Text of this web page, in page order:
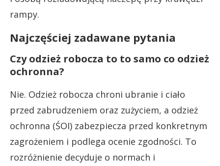
rampy.
Najczęściej zadawane pytania
Czy odzież robocza to to samo co odzież
ochronna?
Nie. Odzież robocza chroni ubranie i ciało
przed zabrudzeniem oraz zużyciem, a odzież
ochronna (ŚOI) zabezpiecza przed konkretnym
zagrożeniem i podlega ocenie zgodności. To
rozróżnienie decyduje o normach i